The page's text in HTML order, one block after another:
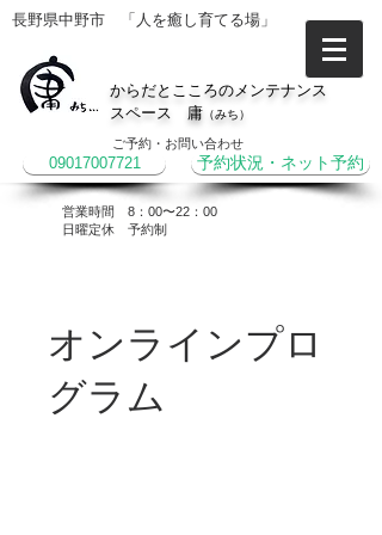
長野県中野市 「人を癒し育てる場」
からだとこころのメンテナンス
スペース 庸 （みち）
ご予約・お問い合わせ
09017007721 予約状況・ネット予約
営業時間 8：00〜22：00
​日曜定休 予約制
オンラインプロ
グラム